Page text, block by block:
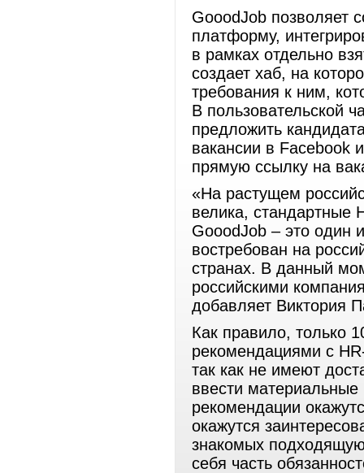
GooodJob позволяет
платформу,
в рамках отдельно
создает хаб, на
требования к ним,
В пользовательской
предложить
вакансии в Facebook
прямую ссылку на
«На растущем
велика, стандартные
GooodJob – это один
востребован на
странах. В данный
российскими
добавляет Виктория
Как правило, только
рекомендациями с
так как не имеют
ввести материальные
рекомендации
окажутся
знакомых
себя часть